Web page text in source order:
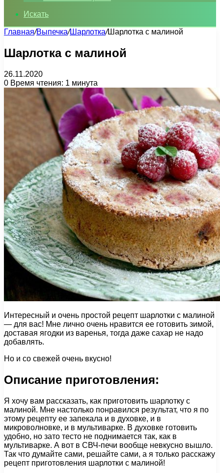
Искать
Главная/Выпечка/Шарлотка/Шарлотка с малиной
Шарлотка с малиной
26.11.2020
0 Время чтения: 1 минута
Интересный и очень простой рецепт шарлотки с малиной
— для вас! Мне лично очень нравится ее готовить зимой,
доставая ягодки из варенья, тогда даже сахар не надо
добавлять.
Но и со свежей очень вкусно!
Описание приготовления:
Я хочу вам рассказать, как приготовить шарлотку с
малиной. Мне настолько понравился результат, что я по
этому рецепту ее запекала и в духовке, и в
микроволновке, и в мультиварке. В духовке готовить
удобно, но зато тесто не поднимается так, как в
мультиварке. А вот в СВЧ-печи вообще невкусно вышло.
Так что думайте сами, решайте сами, а я только расскажу
рецепт приготовления шарлотки с малиной!